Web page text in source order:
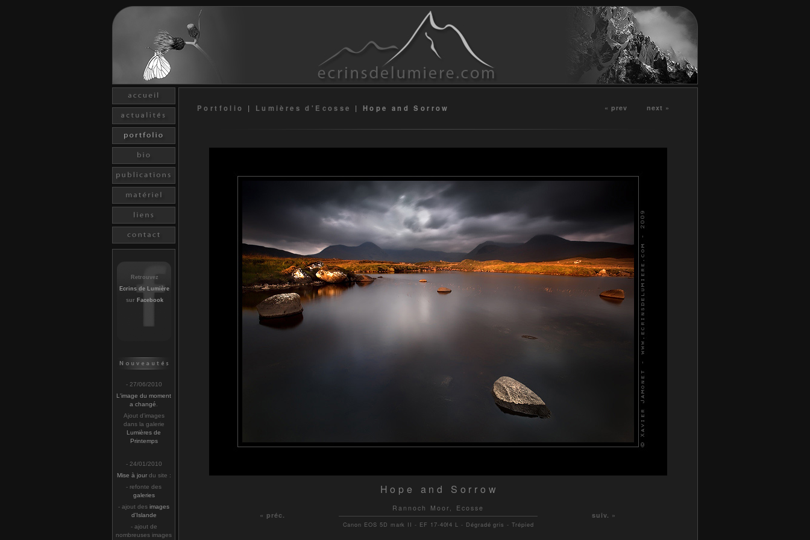
Retrouvez
Ecrins de Lumière
sur Facebook
- 27/06/2010
L'image du moment
a changé
Ajout d'images
dans la galerie
Lumières de
Printemps
- 24/01/2010
Mise à jourdu site :
- refonte des
galeries
- ajout des images
d'Islande
- ajout de
nombreuses images
« prev next »
Portfolio | Lumières d'Ecosse | Hope and Sorrow
Hope and Sorrow
Rannoch Moor, Ecosse
Canon EOS 5D mark II - EF 17-40f4 L - Dégradé gris - Trépied
« préc. suiv. »